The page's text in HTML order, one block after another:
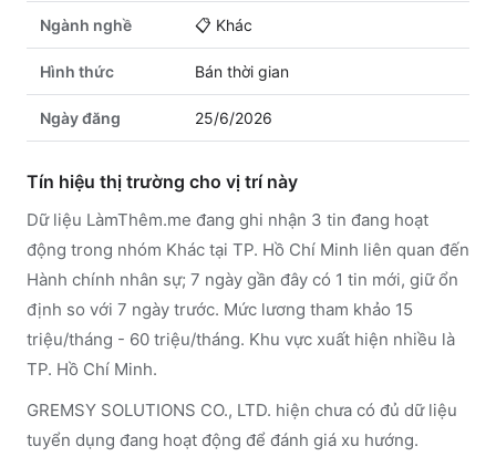
Ngành nghề 📋 Khác
Hình thức Bán thời gian
Ngày đăng 25/6/2026
Tín hiệu thị trường cho vị trí này
Dữ liệu LàmThêm.me đang ghi nhận 3 tin đang hoạt
động trong nhóm Khác tại TP. Hồ Chí Minh liên quan đến
Hành chính nhân sự; 7 ngày gần đây có 1 tin mới, giữ ổn
định so với 7 ngày trước. Mức lương tham khảo 15
triệu/tháng - 60 triệu/tháng. Khu vực xuất hiện nhiều là
TP. Hồ Chí Minh.
GREMSY SOLUTIONS CO., LTD. hiện chưa có đủ dữ liệu
tuyển dụng đang hoạt động để đánh giá xu hướng.